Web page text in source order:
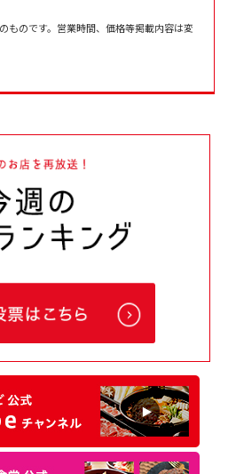
ものです。営業時間、価格等掲載内容は変